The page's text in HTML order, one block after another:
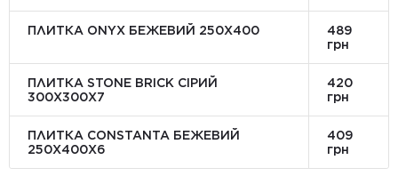
ПЛИТКА ONYX БЕЖЕВИЙ 250X400
489
грн
ПЛИТКА STONE BRICK СІРИЙ
300Х300X7
420
грн
ПЛИТКА CONSTANTA БЕЖЕВИЙ
250Х400X6
409
грн